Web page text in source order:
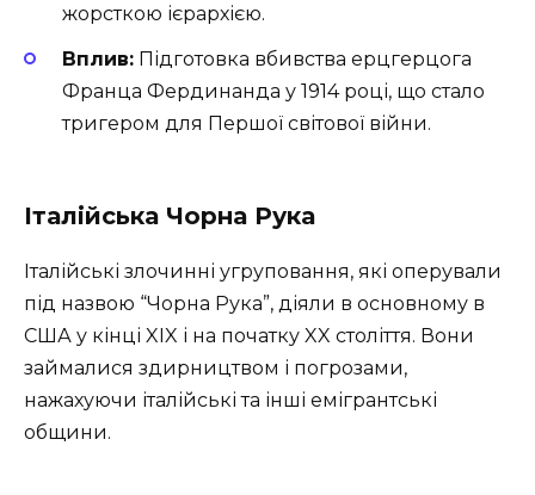
жорсткою ієрархією.
Вплив: Підготовка вбивства ерцгерцога
Франца Фердинанда у 1914 році, що стало
тригером для Першої світової війни.
Італійська Чорна Рука
Італійські злочинні угруповання, які оперували
під назвою “Чорна Рука”, діяли в основному в
США у кінці XIX і на початку XX століття. Вони
займалися здирництвом і погрозами,
нажахуючи італійські та інші емігрантські
общини.